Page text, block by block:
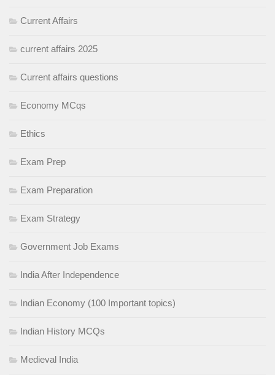
Current Affairs
current affairs 2025
Current affairs questions
Economy MCqs
Ethics
Exam Prep
Exam Preparation
Exam Strategy
Government Job Exams
India After Independence
Indian Economy (100 Important topics)
Indian History MCQs
Medieval India